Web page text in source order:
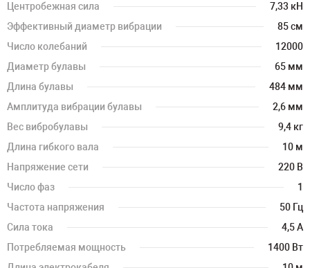
Центробежная сила
7,33 кН
Эффективный диаметр вибрации
85 см
Число колебаний
12000
Диаметр булавы
65 мм
Длина булавы
484 мм
Амплитуда вибрации булавы
2,6 мм
Вес вибробулавы
9,4 кг
Длина гибкого вала
10 м
Напряжение сети
220 В
Число фаз
1
Частота напряжения
50 Гц
Сила тока
4,5 А
Потребляемая мощность
1400 Вт